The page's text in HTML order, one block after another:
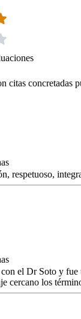
citas concretadas
respetuoso,
el Dr Soto y
cercano los